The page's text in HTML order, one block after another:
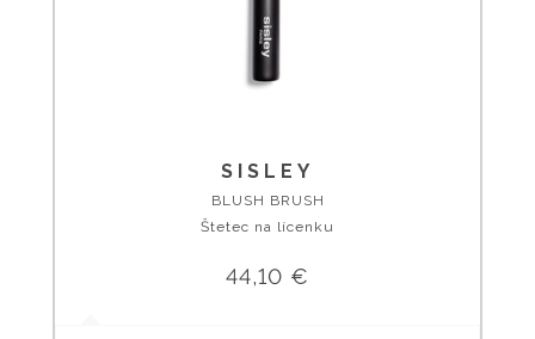
SISLEY
BLUSH BRUSH
Štetec na lícenku
44,10 €